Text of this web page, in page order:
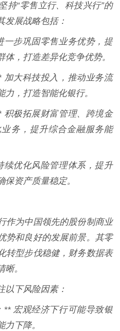
持“零售立行、科技兴行”的
发展战略包括：
一步巩固零售业务优势，提
，打造差异化竞争优势。
加大科技投入，推动业务流
，打造智能化银行。
积极拓展财富管理、跨境金
务，提升综合金融服务能
续优化风险管理体系，提升
资产质量稳定。
作为中国领先的股份制商业
势和良好的发展前景。其零
转型步伐稳健，财务数据表
。
以下风险因素：
宏观经济下行可能导致银
下降。